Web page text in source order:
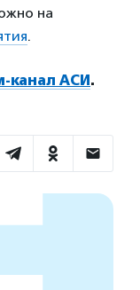
на
.
канал АСИ.